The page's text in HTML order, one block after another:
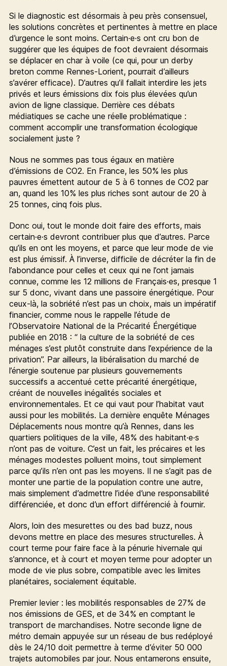
Si le diagnostic est désormais à peu près consensuel,
les solutions concrètes et pertinentes à mettre en place
d’urgence le sont moins. Certain·e·s ont cru bon de
suggérer que les équipes de foot devraient désormais
se déplacer en char à voile (ce qui, pour un derby
breton comme Rennes-Lorient, pourrait d’ailleurs
s’avérer efficace). D’autres qu’il fallait interdire les jets
privés et leurs émissions dix fois plus élevées qu’un
avion de ligne classique. Derrière ces débats
médiatiques se cache une réelle problématique :
comment accomplir une transformation écologique
socialement juste ?
Nous ne sommes pas tous égaux en matière
d’émissions de CO2. En France, les 50% les plus
pauvres émettent autour de 5 à 6 tonnes de CO2 par
an, quand les 10% les plus riches sont autour de 20 à
25 tonnes, cinq fois plus.
Donc oui, tout le monde doit faire des efforts, mais
certain·e·s devront contribuer plus que d’autres. Parce
qu’ils en ont les moyens, et parce que leur mode de vie
est plus émissif. À l’inverse, difficile de décréter la fin de
l’abondance pour celles et ceux qui ne l’ont jamais
connue, comme les 12 millions de Français·es, presque 1
sur 5 donc, vivant dans une passoire énergétique. Pour
ceux-là, la sobriété n’est pas un choix, mais un impératif
financier, comme nous le rappelle l’étude de
l’Observatoire National de la Précarité Énergétique
publiée en 2018 : “ la culture de la sobriété de ces
ménages s’est plutôt construite dans l’expérience de la
privation”. Par ailleurs, la libéralisation du marché de
l’énergie soutenue par plusieurs gouvernements
successifs a accentué cette précarité énergétique,
créant de nouvelles inégalités sociales et
environnementales. Et ce qui vaut pour l’habitat vaut
aussi pour les mobilités. La dernière enquête Ménages
Déplacements nous montre qu’à Rennes, dans les
quartiers politiques de la ville, 48% des habitant·e·s
n’ont pas de voiture. C’est un fait, les précaires et les
ménages modestes polluent moins, tout simplement
parce qu’ils n’en ont pas les moyens. Il ne s’agit pas de
monter une partie de la population contre une autre,
mais simplement d’admettre l’idée d’une responsabilité
différenciée, et donc d’un effort différencié à fournir.
Alors, loin des mesurettes ou des bad buzz, nous
devons mettre en place des mesures structurelles. À
court terme pour faire face à la pénurie hivernale qui
s’annonce, et à court et moyen terme pour adopter un
mode de vie plus sobre, compatible avec les limites
planétaires, socialement équitable.
Premier levier : les mobilités responsables de 27% de
nos émissions de GES, et de 34% en comptant le
transport de marchandises. Notre seconde ligne de
métro demain appuyée sur un réseau de bus redéployé
dès le 24/10 doit permettre à terme d’éviter 50 000
trajets automobiles par jour. Nous entamerons ensuite,